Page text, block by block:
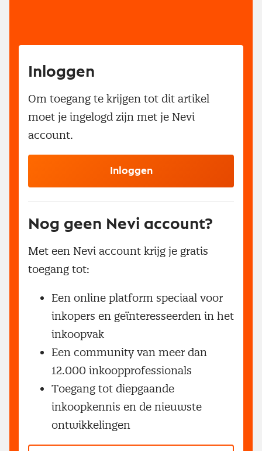
Inloggen
Om toegang te krijgen tot dit artikel
moet je ingelogd zijn met je Nevi
account.
Inloggen
Nog geen Nevi account?
Met een Nevi account krijg je gratis
toegang tot:
Een online platform speciaal voor
inkopers en geïnteresseerden in het
inkoopvak
Een community van meer dan
12.000 inkoopprofessionals
Toegang tot diepgaande
inkoopkennis en de nieuwste
ontwikkelingen